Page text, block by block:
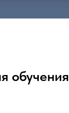
обучения